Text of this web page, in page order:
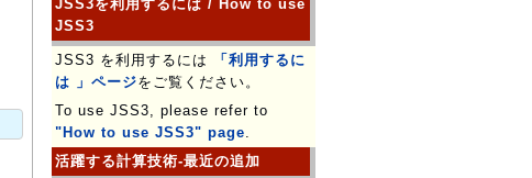
JSS3を利用するには / How to use
JSS3
JSS3 を利用するには
「利用するに
は 」ページをご覧ください。
To use JSS3, please refer to
"How to use JSS3" page.
活躍する計算技術-最近の追加